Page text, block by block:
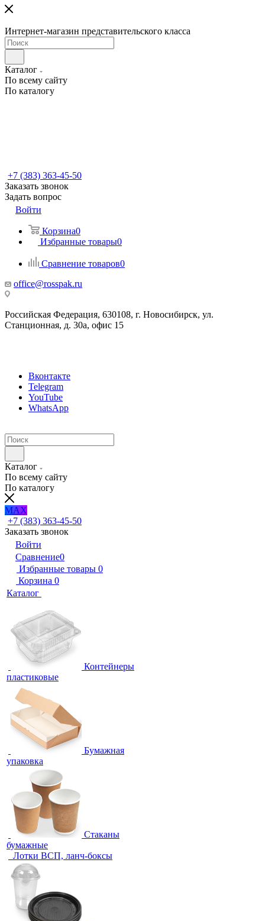
Интернет-магазин представительского класса
Каталог
По всему сайту
По каталогу
+7 (383) 363-45-50
Заказать звонок
Задать вопрос
Войти
Корзина0
Избранные товары0
Сравнение товаров0
office@rosspak.ru
Российская Федерация, 630108, г. Новосибирск, ул.
Станционная, д. 30а, офис 15
Вконтакте
Telegram
YouTube
WhatsApp
Каталог
По всему сайту
По каталогу
MAX
+7 (383) 363-45-50
Заказать звонок
Войти
Сравнение0
Избранные товары 0
Корзина 0
Каталог
Контейнеры
пластиковые
Бумажная
упаковка
Стаканы
бумажные
Лотки ВСП, ланч-боксы